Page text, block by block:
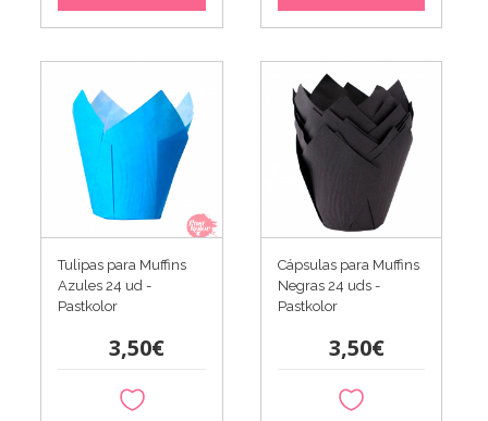
Tulipas para Muffins
Azules 24 ud -
Pastkolor
3,50€
Cápsulas para Muffins
Negras 24 uds -
Pastkolor
3,50€